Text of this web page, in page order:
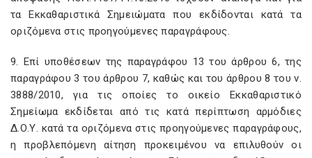
τα Εκκαθαριστικά Σημειώματα που εκδίδονται κατά τα
οριζόμενα στις προηγούμενες παραγράφους.
9. Επί υποθέσεων της παραγράφου 13 του άρθρου 6, της
παραγράφου 3 του άρθρου 7, καθώς και του άρθρου 8 του ν.
3888/2010, για τις οποίες το οικείο Εκκαθαριστικό
Σημείωμα εκδίδεται από τις κατά περίπτωση αρμόδιες
Δ.Ο.Υ. κατά τα οριζόμενα στις προηγούμενες παραγράφους,
η προβλεπόμενη αίτηση προκειμένου να επιλυθούν οι